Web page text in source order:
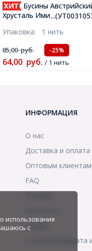
Бусины
Хрусталь Имитация Класс
Гальваника Радужные,
Бесцветный Бензин,
4х4мм, Отверстие 1мм,
около 80шт/30см/нить,
Упаковка: 1 нить
85,00руб. -25%
64,00 руб. / 1 нить
ИНФОРМАЦИЯ
О нас
Доставка и оплата
Оптовым клиентам
FAQ
Скидки
Условия
использования
с